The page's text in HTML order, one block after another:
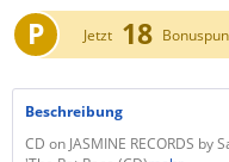
P Jetzt 18
Beschreibung
CD on JASMINE RECORDS